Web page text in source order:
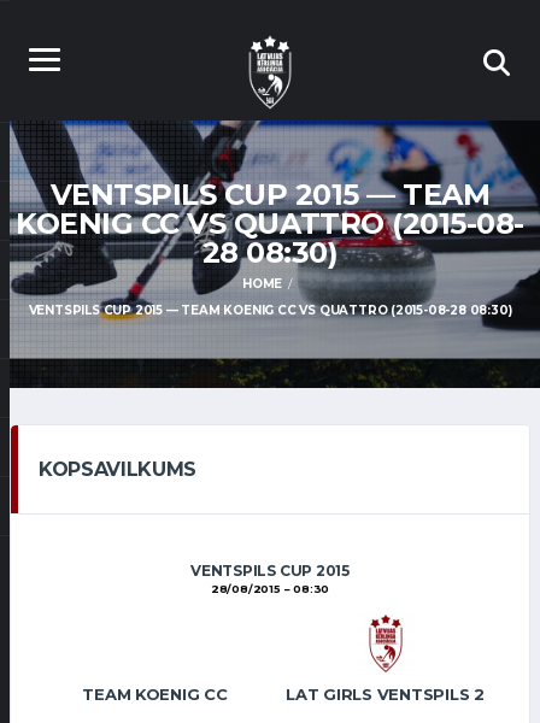
VENTSPILS CUP 2015 — TEAM
KOENIG CC VS QUATTRO (2015-08-
28 08:30)
HOME
VENTSPILS CUP 2015 — TEAM KOENIG CC VS QUATTRO (2015-08-28 08:30)
KOPSAVILKUMS
VENTSPILS CUP 2015
28/08/2015 08:30
TEAM KOENIG CC LAT GIRLS VENTSPILS 2